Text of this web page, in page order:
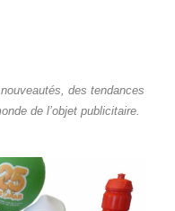
des tendances
de l’objet publicitaire.